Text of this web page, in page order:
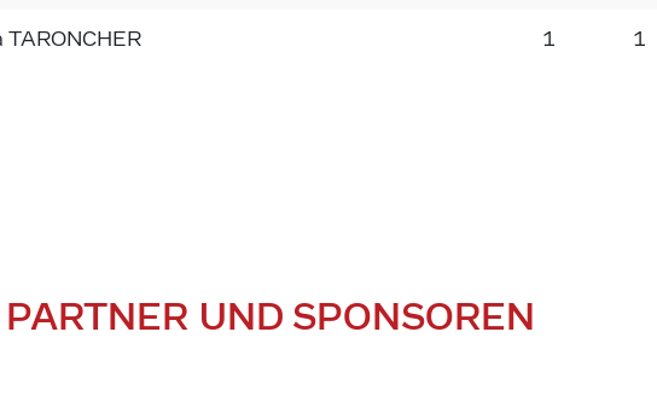
TARONCHER 1 1
PARTNER UND SPONSOREN